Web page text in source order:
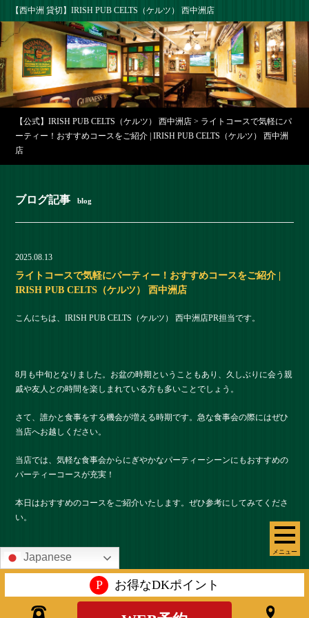
【西中洲 貸切】IRISH PUB CELTS（ケルツ） 西中洲店
メニュー
【公式】IRISH PUB CELTS（ケルツ） 西中洲店 > ライトコースで気軽にパ
ーティー！おすすめコースをご紹介 | IRISH PUB CELTS（ケルツ） 西中洲
店
ブログ記事 blog
2025.08.13
ライトコースで気軽にパーティー！おすすめコースをご紹介 |
IRISH PUB CELTS（ケルツ） 西中洲店
こんにちは、IRISH PUB CELTS（ケルツ） 西中洲店PR担当です。
8月も中旬となりました。お盆の時期ということもあり、久しぶりに会う親
戚や友人との時間を楽しまれている方も多いことでしょう。
さて、誰かと食事をする機会が増える時期です。急な食事会の際にはぜひ
当店へお越しください。
当店では、気軽な食事会からにぎやかなパーティーシーンにもおすすめの
パーティーコースが充実！
本日はおすすめのコースをご紹介いたします。ぜひ参考にしてみてくださ
い。
料理は軽め！気軽に楽しめるライトコースがおすすめ
Japanese
P お得なDKポイント